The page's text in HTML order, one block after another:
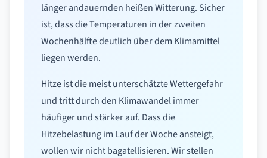
länger andauernden heißen Witterung. Sicher
ist, dass die Temperaturen in der zweiten
Wochenhälfte deutlich über dem Klimamittel
liegen werden.
Hitze ist die meist unterschätzte Wettergefahr
und tritt durch den Klimawandel immer
häufiger und stärker auf. Dass die
Hitzebelastung im Lauf der Woche ansteigt,
wollen wir nicht bagatellisieren. Wir stellen